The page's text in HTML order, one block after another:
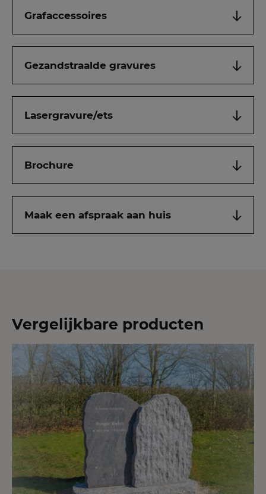
Grafaccessoires
Gezandstraalde gravures
Lasergravure/ets
Brochure
Maak een afspraak aan huis
Vergelijkbare producten